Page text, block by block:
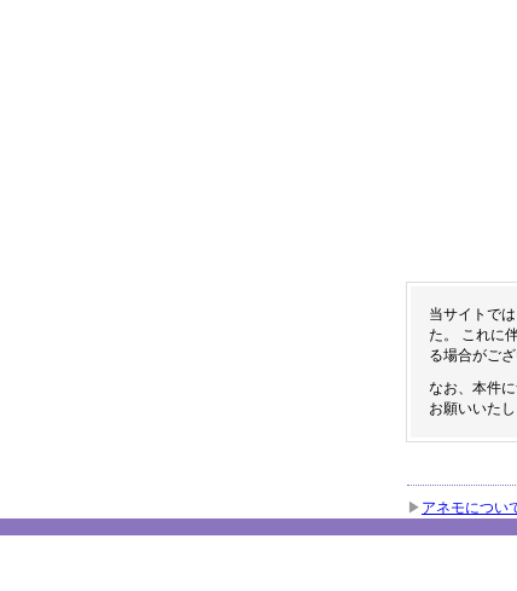
当サイトで
た。 これに
る場合がござ
なお、本件
お願いいたし
アネモについ